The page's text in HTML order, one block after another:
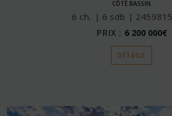
CÔTÉ BASSIN
6 ch. 6 sdb 2459815
PRIX : 6 200 000€
DÉTAILS